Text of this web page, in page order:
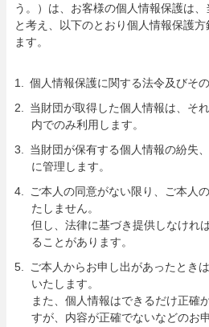
う。）は、お客様の個人情報保護は
と考え、以下のとおり個人情報保護
ます。
個人情報保護に関する法令及びそ
当財団が取得した個人情報は、そ
内でのみ利用します。
当財団が保有する個人情報の紛失
に管理します。
ご本人の同意がない限り、ご本人
たしません。
但し、法律に基づき提供しなけれ
ることがあります。
ご本人からお申し出があったとき
いたします。
また、個人情報はできるだけ正確
すが、内容が正確でないなどのお